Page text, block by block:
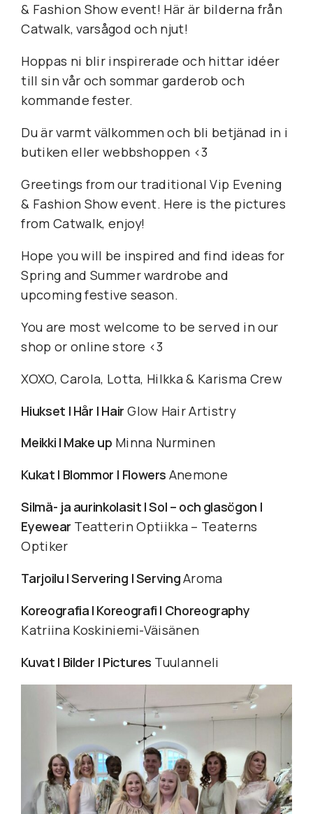
& Fashion Show event! Här är bilderna från
Catwalk, varsågod och njut!
Hoppas ni blir inspirerade och hittar idéer
till sin vår och sommar garderob och
kommande fester.
Du är varmt välkommen och bli betjänad in i
butiken eller webbshoppen <3
Greetings from our traditional Vip Evening
& Fashion Show event. Here is the pictures
from Catwalk, enjoy!
Hope you will be inspired and find ideas for
Spring and Summer wardrobe and
upcoming festive season.
You are most welcome to be served in our
shop or online store <3
XOXO, Carola, Lotta, Hilkka & Karisma Crew
Hiukset I Hår I Hair Glow Hair Artistry
Meikki I Make up Minna Nurminen
Kukat I Blommor I Flowers Anemone
Silmä- ja aurinkolasit I Sol – och glasögon I
Eyewear Teatterin Optiikka – Teaterns
Optiker
Tarjoilu I Servering I ServingAroma
Koreografia I Koreografi I Choreography
Katriina Koskiniemi-Väisänen
Kuvat I Bilder I Pictures Tuulanneli